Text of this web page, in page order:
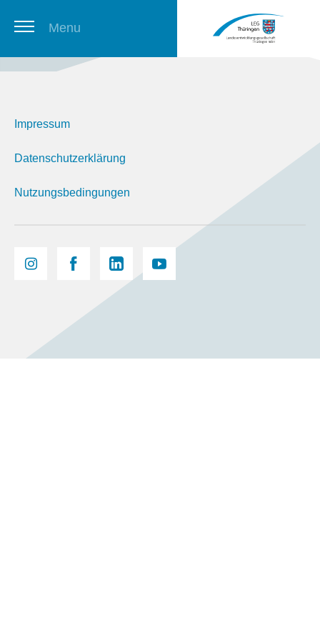
Menu
Newsletter
Impressum
Datenschutzerklärung
Nutzungsbedingungen